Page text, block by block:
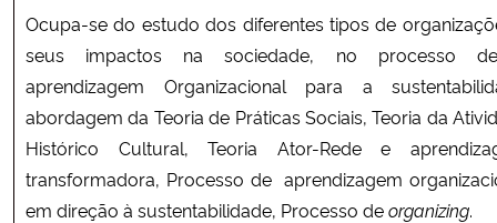
Ocupa-se do estudo dos diferentes tipos de
seus impactos na sociedade, no processo
aprendizagem Organizacional para a
abordagem da Teoria de Práticas Sociais, Teoria da
Histórico Cultural, Teoria Ator-Rede e
transformadora, Processo de aprendizagem
em direção à sustentabilidade, Processo deorganizing.